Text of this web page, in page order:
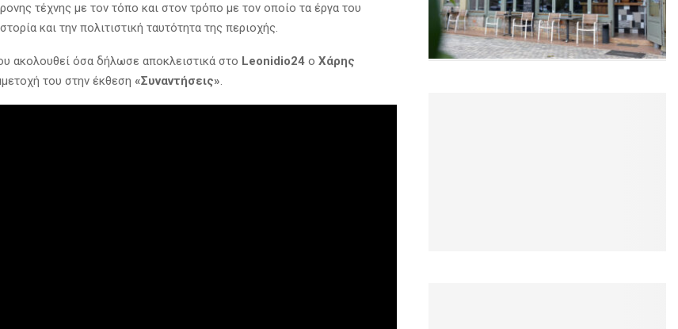
τέχνης με τον τόπο και στον τρόπο με τον οποίο τα έργα του
και την πολιτιστική ταυτότητα της περιοχής.
ακολουθεί όσα δήλωσε αποκλειστικά στο Leonidio24 ο Χάρης
του στην έκθεση «Συναντήσεις».